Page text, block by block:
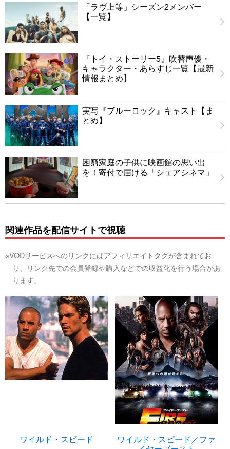
「ラヴ上等」シーズン2メンバー
【一覧】
『トイ・ストーリー5』吹替声優・
キャラクター・あらすじ一覧【最新
情報まとめ】
実写『ブルーロック』キャスト【ま
とめ】
困窮家庭の子供に映画館の思い出
を！寄付で届ける「シェアシネマ」
関連作品を配信サイトで視聴
※VODサービスへのリンクにはアフィリエイトタグが含まれてお
り、リンク先での会員登録や購入などでの収益化を行う場合があ
ります。
ワイルド・スピード
ワイルド・スピード／ファ